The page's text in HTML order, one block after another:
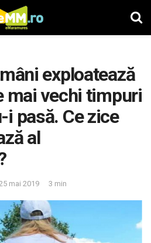
exploatează
mai vechi timpuri
pasă. Ce zice
al
mai 2019 3 min